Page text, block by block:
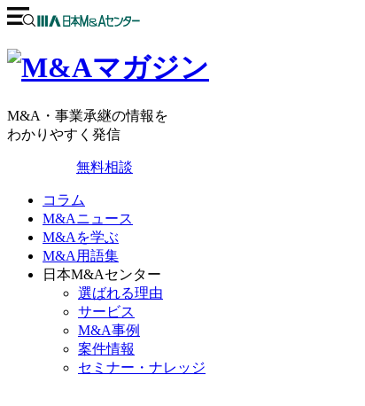
M&A・事業承継の情報を
わかりやすく発信
無料相談
コラム
M&Aニュース
M&Aを学ぶ
M&A用語集
日本M&Aセンター
選ばれる理由
サービス
M&A事例
案件情報
セミナー・ナレッジ